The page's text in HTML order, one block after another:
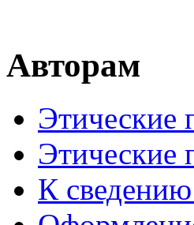
Авторам
Этические
Этические
К сведению